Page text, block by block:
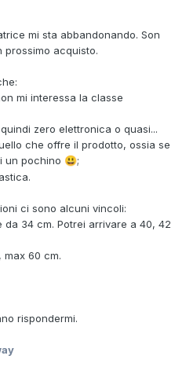
mi sta abbandonando. Son
acquisto.
mi interessa la classe
zero elettronica o quasi...
che offre il prodotto, ossia se
un pochino 😃;
ci sono alcuni vincoli:
da 34 cm. Potrei arrivare a 40, 42
max 60 cm.
rispondermi.